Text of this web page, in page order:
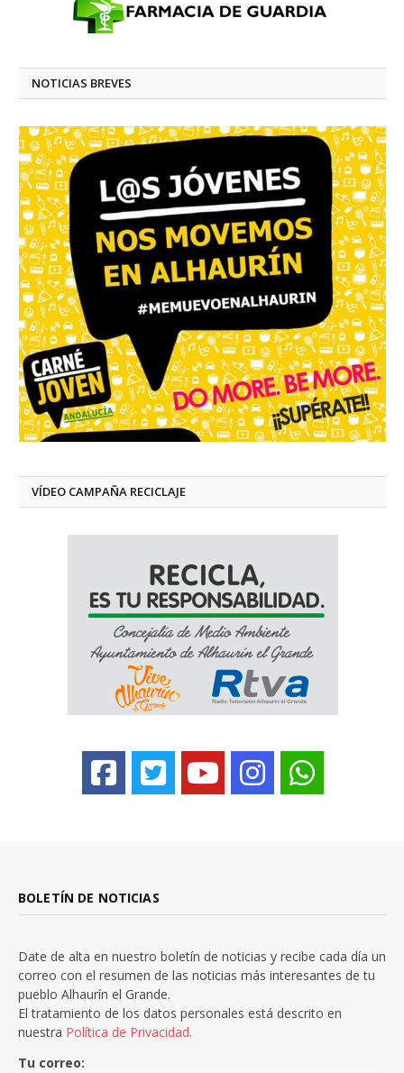
NOTICIAS BREVES
VÍDEO CAMPAÑA RECICLAJE
BOLETÍN DE NOTICIAS
Date de alta en nuestro boletín de noticias y recibe cada día un
correo con el resumen de las noticias más interesantes de tu
pueblo Alhaurín el Grande.
El tratamiento de los datos personales está descrito en
nuestra Política de Privacidad.
Tu correo: